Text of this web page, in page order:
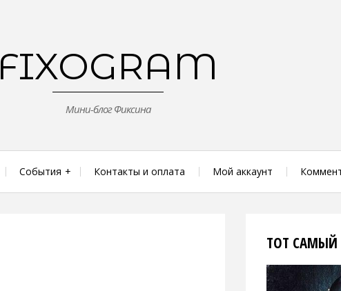
FIXOGRAM
Мини-блог Фиксина
События Контакты и оплата Мой аккаунт
ТОТ